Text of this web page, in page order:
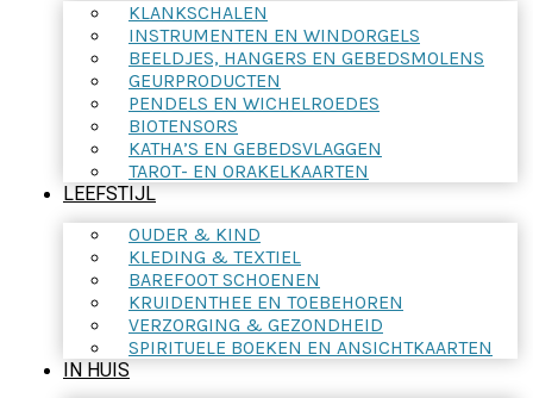
KLANKSCHALEN
INSTRUMENTEN EN WINDORGELS
BEELDJES, HANGERS EN GEBEDSMOLENS
GEURPRODUCTEN
PENDELS EN WICHELROEDES
BIOTENSORS
KATHA’S EN GEBEDSVLAGGEN
TAROT- EN ORAKELKAARTEN
LEEFSTIJL
OUDER & KIND
KLEDING & TEXTIEL
BAREFOOT SCHOENEN
KRUIDENTHEE EN TOEBEHOREN
VERZORGING & GEZONDHEID
SPIRITUELE BOEKEN EN ANSICHTKAARTEN
IN HUIS